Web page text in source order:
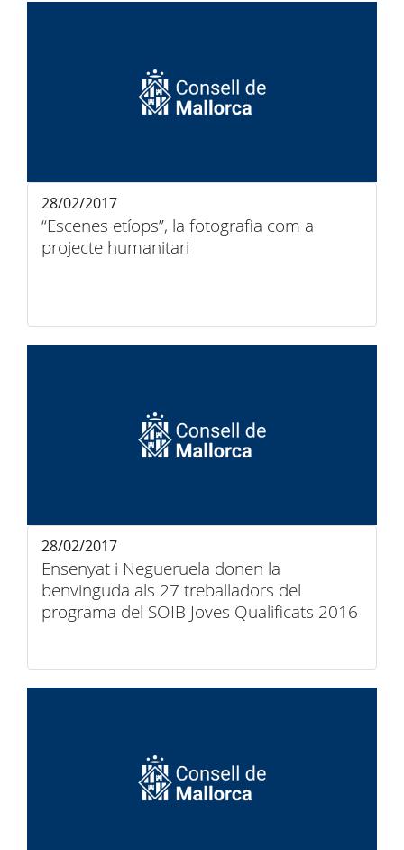
“Escenes etíops”, la fotografia com a
projecte humanitari
28/02/2017
Ensenyat i Negueruela donen la
benvinguda als 27 treballadors del
programa del SOIB Joves Qualificats 2016
28/02/2017